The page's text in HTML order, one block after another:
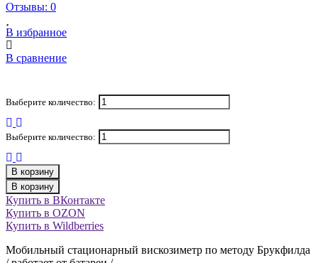
Отзывы: 0
В избранное
В сравнение
Выберите количество:
Выберите количество:
В корзину
В корзину
Купить в ВКонтакте
Купить в OZON
Купить в Wildberries
Мобильный стационарный вискозиметр по методу Брукфилда